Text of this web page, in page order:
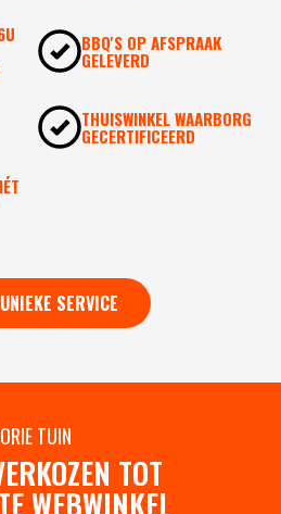
BBQ'S OP AFSPRAAK
GELEVERD
THUISWINKEL WAARBORG
GECERTIFICEERD
SERVICE
TUIN
TOT
WEBWINKEL